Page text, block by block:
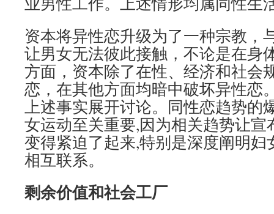
资本将异性恋升级为了一种宗教，
让男女无法彼此接触，不论是在身
方面，资本除了在性、经济和社会
恋，在其他方面均暗中破坏异性恋
上述事实展开讨论。同性恋趋势的
女运动至关重要,因为相关趋势让
变得紧迫了起来,特别是深度阐明
相互联系。
剩余价值和社会工厂